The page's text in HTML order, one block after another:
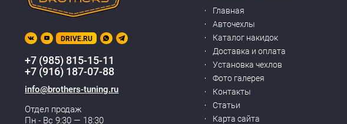
DRIVE.RU
+7 (985) 815-15-11
+7 (916) 187-07-88
info@brothers-tuning.ru
Отдел продаж
Пн - Вс 9:30 — 18:30
Главная
Авточехлы
Каталог накидок
Доставка и оплата
Установка чехлов
Фото галерея
Контакты
Статьи
Карта сайта